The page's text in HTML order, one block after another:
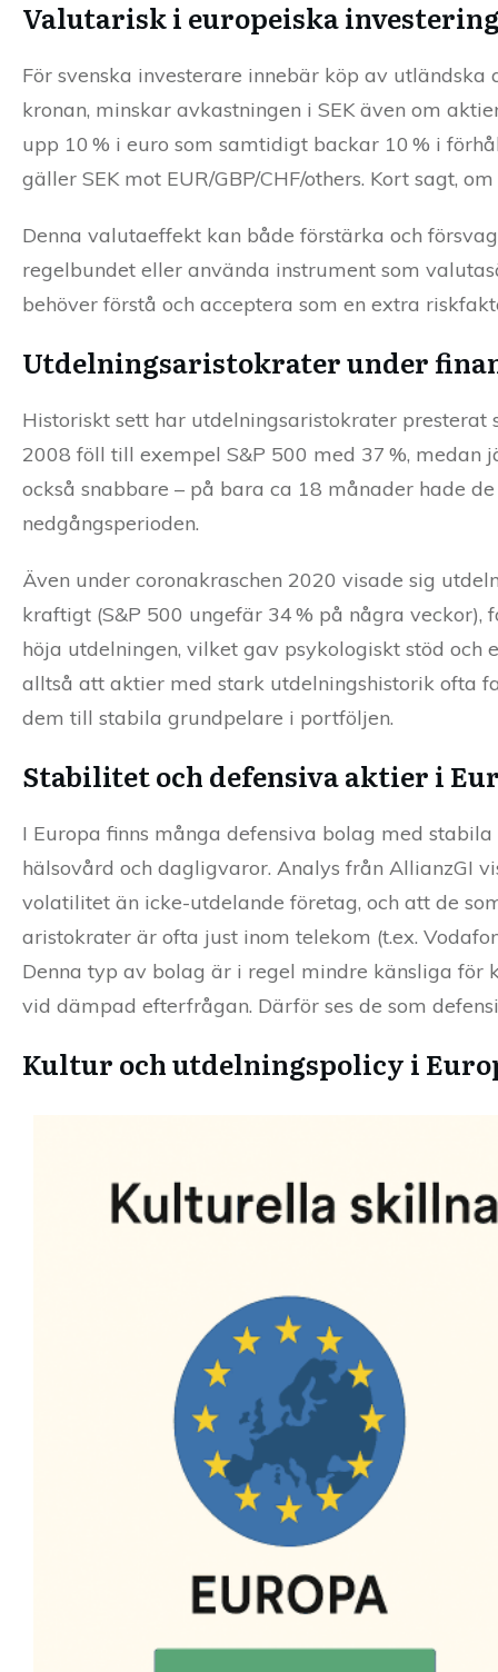
Valutarisk i europeiska
För svenska investerare innebär köp av
kronan, minskar avkastningen i SEK även om
upp 10 % i euro som samtidigt backar 10 % i
gäller SEK mot EUR/GBP/CHF/others. Kort sagt,
Denna valutaeffekt kan både förstärka och
regelbundet eller använda instrument som
behöver förstå och acceptera som en extra
Utdelningsaristokrater under
Historiskt sett har utdelningsaristokrater
2008 föll till exempel S&P 500 med 37 %,
också snabbare – på bara ca 18 månader hade
nedgångsperioden.
Även under coronakraschen 2020 visade sig
kraftigt (S&P 500 ungefär 34 % på några veckor),
höja utdelningen, vilket gav psykologiskt stöd och
alltså att aktier med stark utdelningshistorik ofta
dem till stabila grundpelare i portföljen.
Stabilitet och defensiva aktier i
I Europa finns många defensiva bolag med
hälsovård och dagligvaror. Analys från AllianzGI
volatilitet än icke-utdelande företag, och att de
aristokrater är ofta just inom telekom (t.ex.
Denna typ av bolag är i regel mindre känsliga
vid dämpad efterfrågan. Därför ses de som
Kultur och utdelningspolicy i